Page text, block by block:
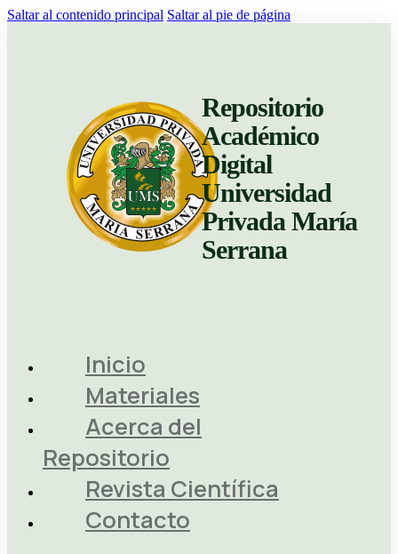
Saltar al contenido principal Saltar al pie de página
Repositorio
Académico
Digital
Universidad
Privada María
Serrana
Inicio
Materiales
Acerca del
Repositorio
Revista Científica
Contacto